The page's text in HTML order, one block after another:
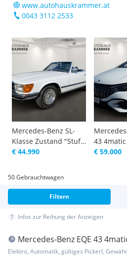
www.autohauskrammer.at
0043 3112 2533
Mercedes-Benz SL-
Klasse Zustand "Stufe
2 - Plus"
€ 44.990
43
€ 59.000
50 Gebrauchtwagen
Filtern
Infos zur Reihung der Anzeigen
Mercedes-Benz EQE 43
Elektro, Automatik, gültiges Pickerl,